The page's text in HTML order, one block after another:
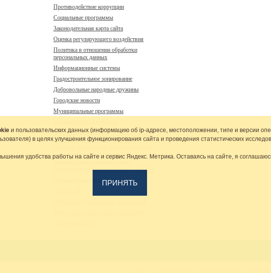
Противодействие коррупции
Социальные программы
Законодательная карта сайта
Оценка регулирующего воздействия
Политика в отношении обработки
персональных данных
Информационные системы
Градостроительное зонирование
Добровольные народные дружины
Городские новости
Муниципальные программы
Перечень находящихся в распоряжении
органа местного самоуправления
использованием координат в
Правительства РФ от 09.02.2017 №232-р
Охрана общественного порядка
и пользовательских данных (информацию об ip-адресе, местоположении, типе и версии
в целях улучшения функционирования сайта и проведения статистических
удобства работы на сайте и сервис Яндекс. Метрика. Оставаясь на сайте, я
ПРИНЯТЬ